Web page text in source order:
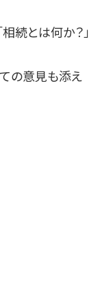
続とは何か？」
の意見も添え